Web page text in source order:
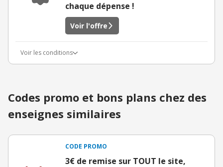
chaque dépense !
Voir l'offre
Voir les conditions
Codes promo et bons plans chez des
enseignes similaires
CODE PROMO
3€ de remise sur TOUT le site,